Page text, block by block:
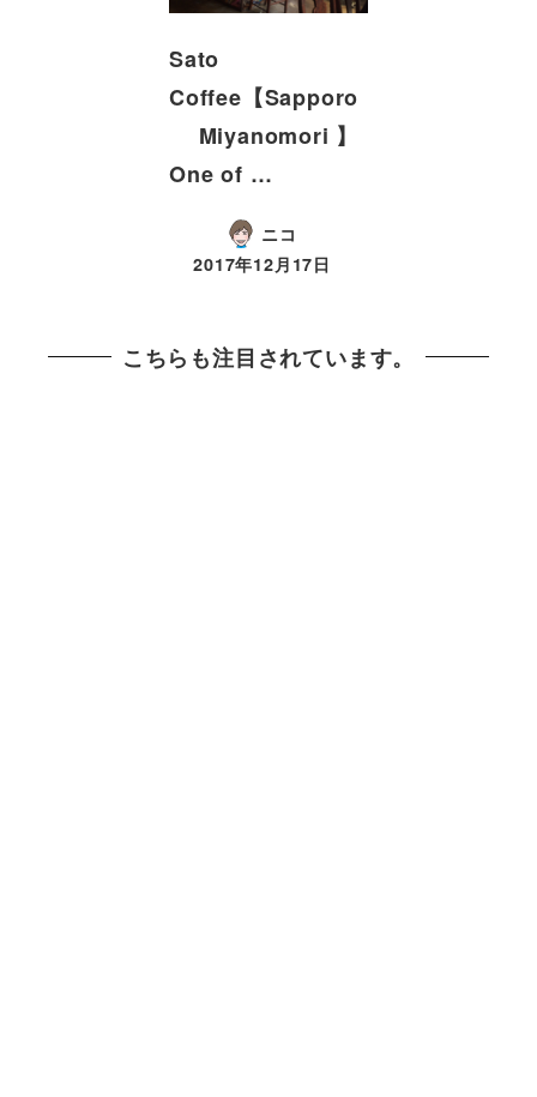
Sato
Coffee【Sapporo
Miyanomori 】
One of …
ニコ
2017年12月17日
こちらも注目されています。